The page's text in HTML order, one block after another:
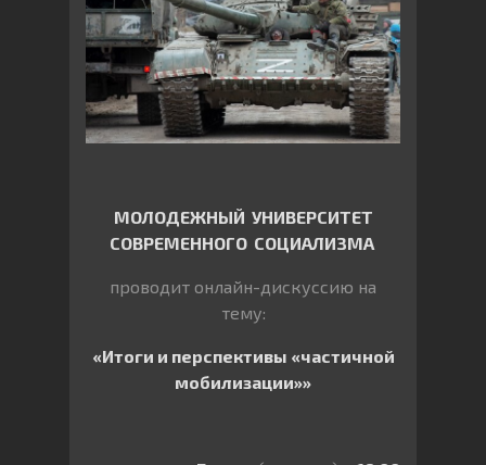
МОЛОДЕЖНЫЙ УНИВЕРСИТЕТ
СОВРЕМЕННОГО СОЦИАЛИЗМА
проводит онлайн-дискуссию на
тему:
«Итоги и перспективы «частичной
мобилизации»»